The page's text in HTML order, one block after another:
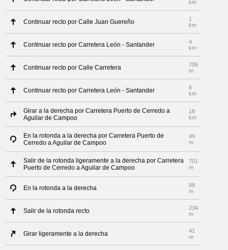
km
Continuar recto por Calle Juan Guereño
1
km
Continuar recto por Carretera León - Santander
4
km
Continuar recto por Calle Carretera
706
m
Continuar recto por Carretera León - Santander
6
km
Girar a la derecha por Carretera Puerto de Cerredo a
Aguilar de Campoo
18
km
En la rotonda a la derecha por Carretera Puerto de
Cerredo a Aguilar de Campoo
49
m
Salir de la rotonda ligeramente a la derecha por Carretera
Puerto de Cerredo a Aguilar de Campoo
701
m
En la rotonda a la derecha
98
m
Salir de la rotonda recto
234
m
Girar ligeramente a la derecha
41
m